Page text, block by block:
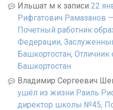
Ильшат м к записи 22
Рифгатович Рамазанов
Почетный работник
Федерации,
Башкортостан,
Башкортостан
Владимир Сергеевич
ушёл из жизни Раиль
директор школы №45,